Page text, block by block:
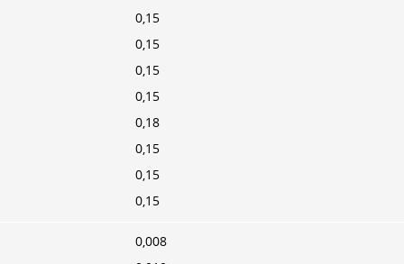
0,15
0,15
0,15
0,15
0,18
0,15
0,15
0,15
0,008